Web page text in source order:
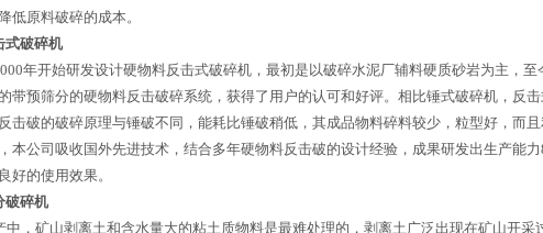
低原料破碎的成本。
式破碎机
年开始研发设计硬物料反击式破碎机，最初是以破碎水泥厂辅料硬质砂岩为主，至
带预筛分的硬物料反击破碎系统，获得了用户的认可和好评。相比锤式破碎机，反
击破的破碎原理与锤破不同，能耗比锤破稍低，其成品物料碎料较少，粒型好，而
本公司吸收国外先进技术，结合多年硬物料反击破的设计经验，成果研发出生产能
好的使用效果。
破碎机
，矿山剥离土和含水量大的粘土质物料是最难处理的，剥离土广泛出现在矿山开采